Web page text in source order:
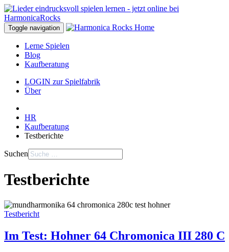
Toggle navigation
Lerne Spielen
Blog
Kaufberatung
LOGIN zur Spielfabrik
Über
HR
Kaufberatung
Testberichte
Suchen
Testberichte
Testbericht
Im Test: Hohner 64 Chromonica III 280 C